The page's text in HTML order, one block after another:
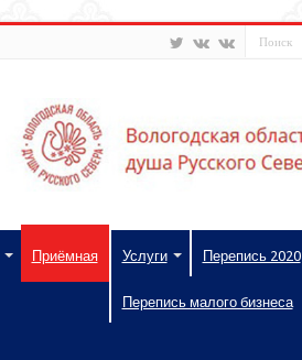
Приёмная Услуги Перепись 2020
Перепись малого бизнеса